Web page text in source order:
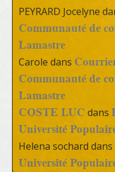
PEYRARD Jocelyne
Communauté de
Lamastre
Carole dans
Communauté de
Lamastre
COSTE LUC dans
Université
Helena sochard dans
Université